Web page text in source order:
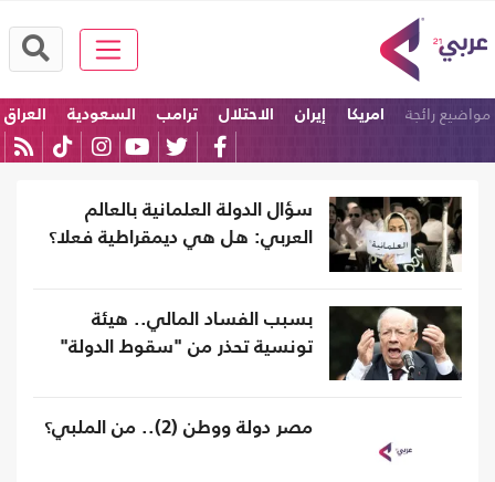
مواضيع رائجة امريكا إيران الاحتلال ترامب السعودية العراق
سؤال الدولة العلمانية بالعالم
العربي: هل هي ديمقراطية فعلا؟
بسبب الفساد المالي.. هيئة
تونسية تحذر من "سقوط الدولة"
مصر دولة ووطن (2).. من الملبي؟